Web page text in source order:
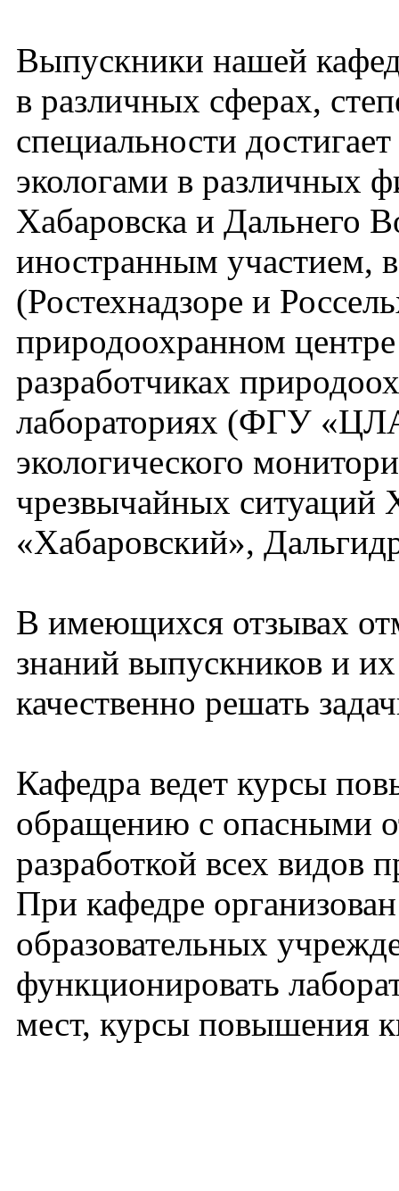
Выпускники нашей
в различных сферах,
специальности
экологами в различных
Хабаровска и Дальнего
иностранным участием,
(Ростехнадзоре и
природоохранном
разработчиках
лабораториях (ФГУ
экологического
чрезвычайных
«Хабаровский»,
В имеющихся отзывах
знаний выпускников и
качественно решать
Кафедра ведет курсы
обращению с опасными
разработкой всех видов
При кафедре
образовательных
функционировать
мест, курсы повышения